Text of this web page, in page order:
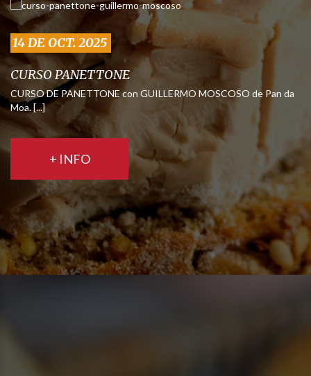
14 DE OCT. 2025
CURSO PANETTONE
CURSO DE PANETTONE con GUILLERMO MOSCOSO de Pan da
Moa. [...]
+ INFO